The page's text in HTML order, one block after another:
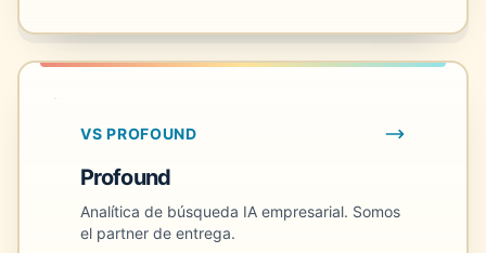
VS PROFOUND
Profound
Analítica de búsqueda IA empresarial. Somos
el partner de entrega.